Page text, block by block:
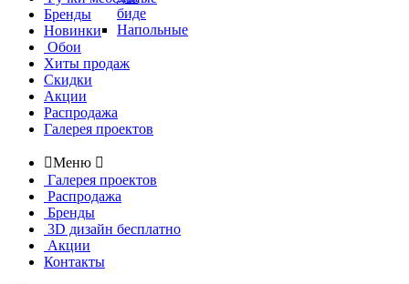
биде
Напольные
Бренды
Новинки
Обои
Хиты продаж
Скидки
Акции
Распродажа
Галерея проектов
Меню 
Галерея проектов
Распродажа
Бренды
3D дизайн бесплатно
Акции
Контакты